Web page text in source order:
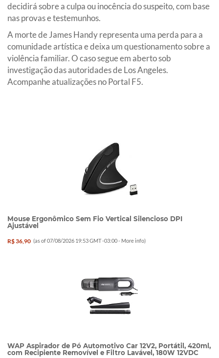
decidirá sobre a culpa ou inocência do suspeito, com base
nas provas e testemunhos.
A morte de James Handy representa uma perda para a
comunidade artística e deixa um questionamento sobre a
violência familiar. O caso segue em aberto sob
investigação das autoridades de Los Angeles.
Acompanhe atualizações no Portal F5.
Mouse Ergonômico Sem Fio Vertical Silencioso DPI
Ajustável
R$ 36,90 (as of 07/08/2026 19:53 GMT -03:00 - More info)
WAP Aspirador de Pó Automotivo Car 12V2, Portátil, 420ml,
com Recipiente Removível e Filtro Lavável, 180W 12VDC